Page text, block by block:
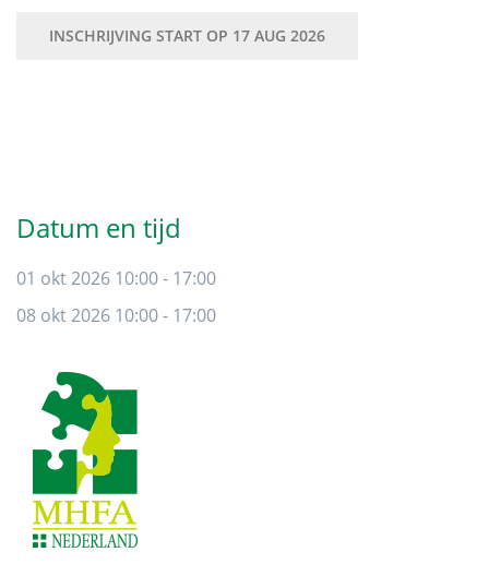
INSCHRIJVING START OP 17 AUG 2026
Datum en tijd
01 okt 2026 10:00 - 17:00
08 okt 2026 10:00 - 17:00
Footer